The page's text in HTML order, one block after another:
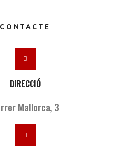
CONTACTE
DIRECCIÓ
Mallorca, 3